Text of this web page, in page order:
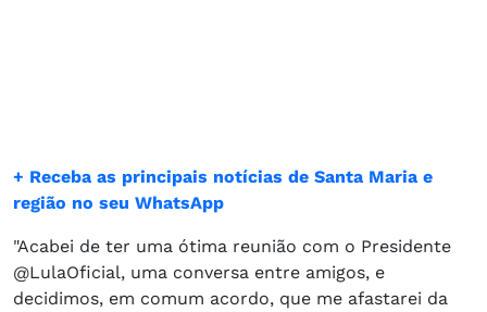
+ Receba as principais notícias de Santa Maria e
região no seu WhatsApp
"Acabei de ter uma ótima reunião com o Presidente
@LulaOficial, uma conversa entre amigos, e
decidimos, em comum acordo, que me afastarei da